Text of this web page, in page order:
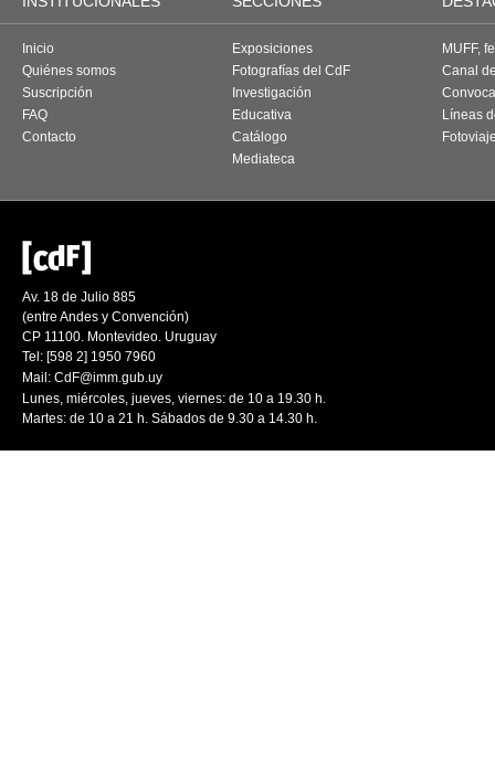
Inicio
Quiénes somos
Suscripción
FAQ
Contacto
Exposiciones
Fotografías del CdF
Investigación
Educativa
Catálogo
Mediateca
MUFF,
Canal
Líneas
Av. 18 de Julio 885
(entre Andes y Convención)
CP 11100. Montevideo. Uruguay
Tel: [598 2] 1950 7960
Mail: CdF@imm.gub.uy
Lunes, miércoles, jueves, viernes: de 10 a 19.30 h.
Martes: de 10 a 21 h. Sábados de 9.30 a 14.30 h.